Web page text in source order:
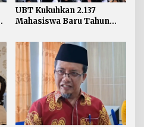
UBT Kukuhkan 2.137
Mahasiswa Baru Tahun